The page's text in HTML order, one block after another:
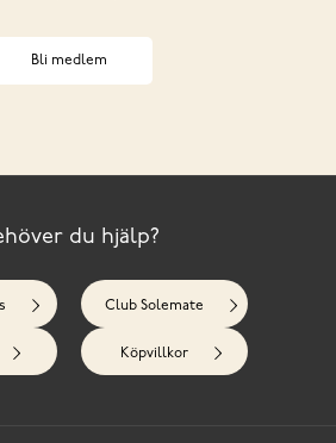
Bli medlem
du hjälp?
Club Solemate
Köpvillkor